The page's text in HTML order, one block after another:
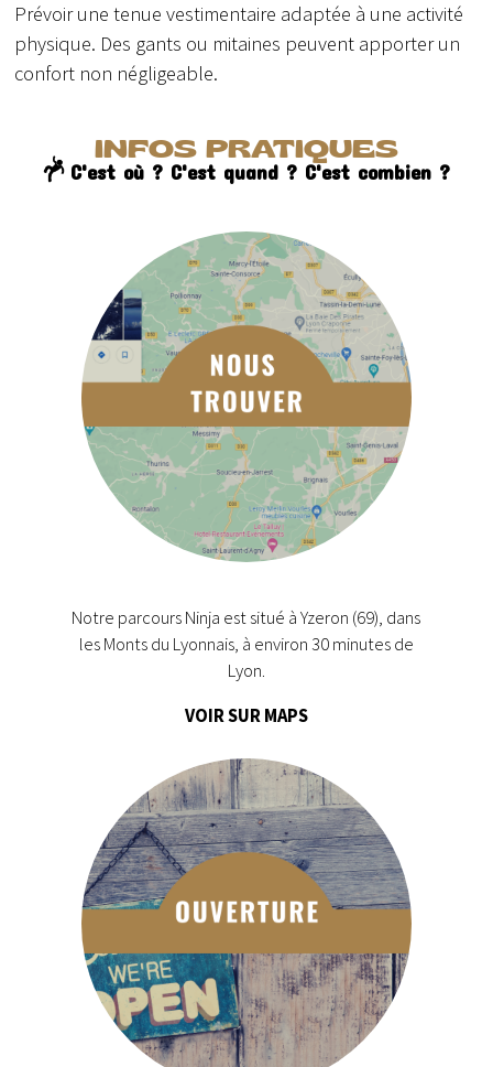
Prévoir une tenue vestimentaire adaptée à une activité
physique. Des gants ou mitaines peuvent apporter un
confort non négligeable.
INFOS PRATIQUES
C'est où ? C'est quand ? C'est combien ?
Notre parcours Ninja est situé à Yzeron (69), dans
les Monts du Lyonnais, à environ 30 minutes de
Lyon.
VOIR SUR MAPS